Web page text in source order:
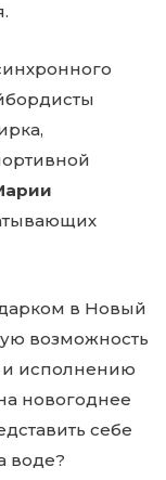
в Новый
возможность
и исполнению
новогоднее
себе
воде?